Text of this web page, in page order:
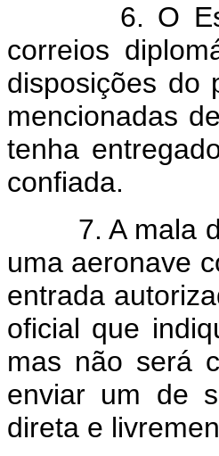
6. O Estado
correios
disposições do
mencionadas
tenha
confiada.
7. A mala
uma aeronave
entrada
oficial que
mas não será
enviar um de
direta e